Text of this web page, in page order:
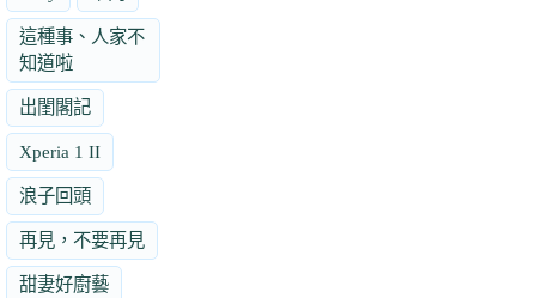
這種事、人家不
知道啦
出閨閣記
Xperia 1 II
浪子回頭
再見，不要再見
甜妻好廚藝